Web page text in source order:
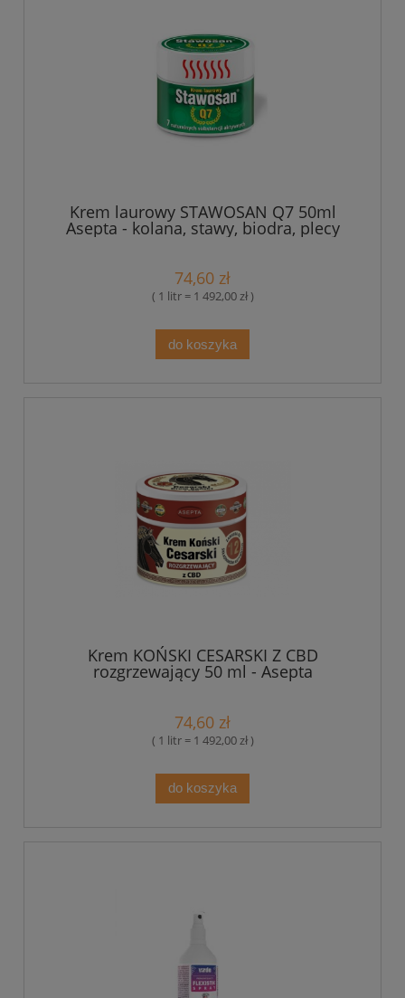
Krem laurowy STAWOSAN Q7 50ml
Asepta - kolana, stawy, biodra, plecy
74,60 zł
( 1 litr = 1 492,00 zł )
do koszyka
Krem KOŃSKI CESARSKI Z CBD
rozgrzewający 50 ml - Asepta
74,60 zł
( 1 litr = 1 492,00 zł )
do koszyka